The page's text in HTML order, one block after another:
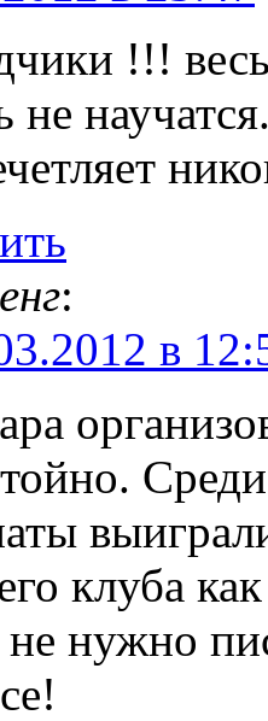
!!! весь
не
:
в
клуба
не нужно